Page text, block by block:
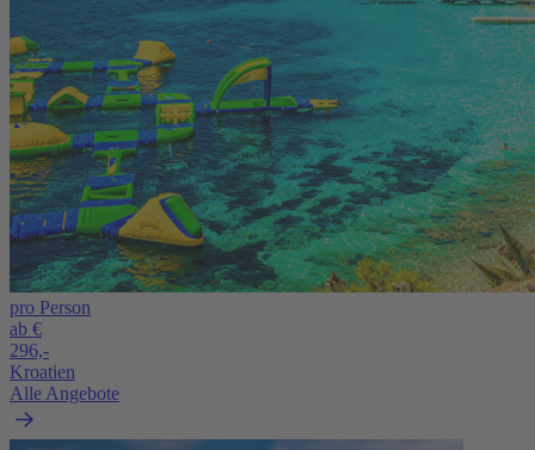
pro Person
ab €
296,-
Kroatien
Alle Angebote